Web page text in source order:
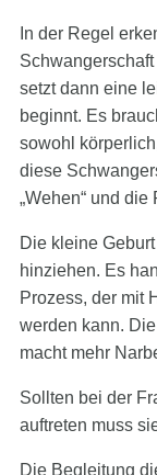
In der Regel
setzt dann eine
beginnt. Es
sowohl
diese
„Wehen“ und
Die kleine
hinziehen. Es
Prozess, der mit
werden kann.
macht mehr
Sollten bei der
auftreten muss
Die Begleitung